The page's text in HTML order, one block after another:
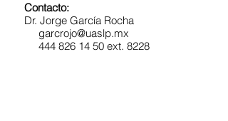
Contacto:
Dr. Jorge García Rocha
garcrojo@uaslp.mx
444 826 14 50 ext. 8228